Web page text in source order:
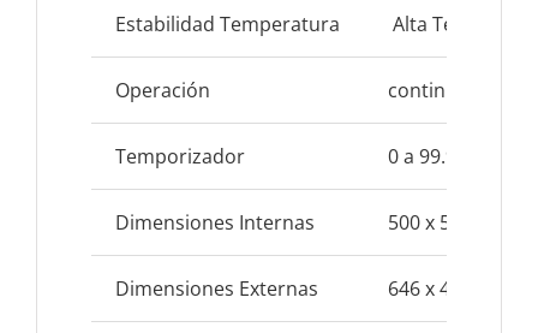
Estabilidad Temperatura Alta Temp ± 0.5
Operación continua /
Temporizador 0 a 99.9 hrs
Dimensiones Internas 500 x 500 x 750
Dimensiones Externas 646 x 461 x